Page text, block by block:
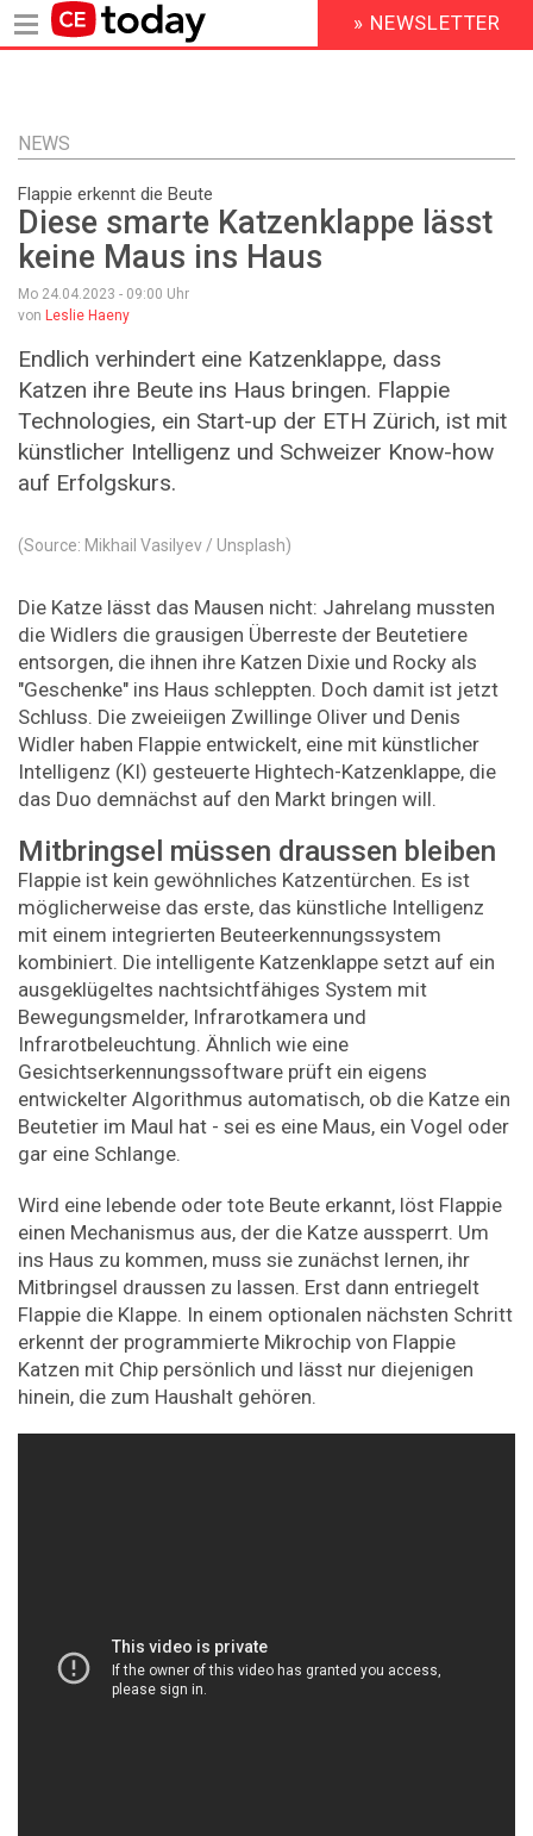
Inhalt
HEADER
MENU
» NEWSLETTER
NEWS
Flappie erkennt die Beute
Diese smarte Katzenklappe lässt
keine Maus ins Haus
Mo 24.04.2023 - 09:00 Uhr
von Leslie Haeny
Endlich verhindert eine Katzenklappe, dass
Katzen ihre Beute ins Haus bringen. Flappie
Technologies, ein Start-​up der ETH Zürich, ist mit
künstlicher Intelligenz und Schweizer Know-​how
auf Erfolgskurs.
(Source: Mikhail Vasilyev / Unsplash)
Die Katze lässt das Mausen nicht: Jahrelang mussten
die Widlers die grausigen Überreste der Beutetiere
entsorgen, die ihnen ihre Katzen Dixie und Rocky als
"Geschenke" ins Haus schleppten. Doch damit ist jetzt
Schluss. Die zweieiigen Zwillinge Oliver und Denis
Widler haben Flappie entwickelt, eine mit künstlicher
Intelligenz (KI) gesteuerte Hightech-​Katzenklappe, die
das Duo demnächst auf den Markt bringen will.
Mitbringsel müssen draussen bleiben
Flappie ist kein gewöhnliches Katzentürchen. Es ist
möglicherweise das erste, das künstliche Intelligenz
mit einem integrierten Beuteerkennungssystem
kombiniert. Die intelligente Katzenklappe setzt auf ein
ausgeklügeltes nachtsichtfähiges System mit
Bewegungsmelder, Infrarotkamera und
Infrarotbeleuchtung. Ähnlich wie eine
Gesichtserkennungssoftware prüft ein eigens
entwickelter Algorithmus automatisch, ob die Katze ein
Beutetier im Maul hat - sei es eine Maus, ein Vogel oder
gar eine Schlange.
Wird eine lebende oder tote Beute erkannt, löst Flappie
einen Mechanismus aus, der die Katze aussperrt. Um
ins Haus zu kommen, muss sie zunächst lernen, ihr
Mitbringsel draussen zu lassen. Erst dann entriegelt
Flappie die Klappe. In einem optionalen nächsten Schritt
erkennt der programmierte Mikrochip von Flappie
Katzen mit Chip persönlich und lässt nur diejenigen
hinein, die zum Haushalt gehören.